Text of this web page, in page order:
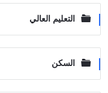
التعليم العالي
السكن